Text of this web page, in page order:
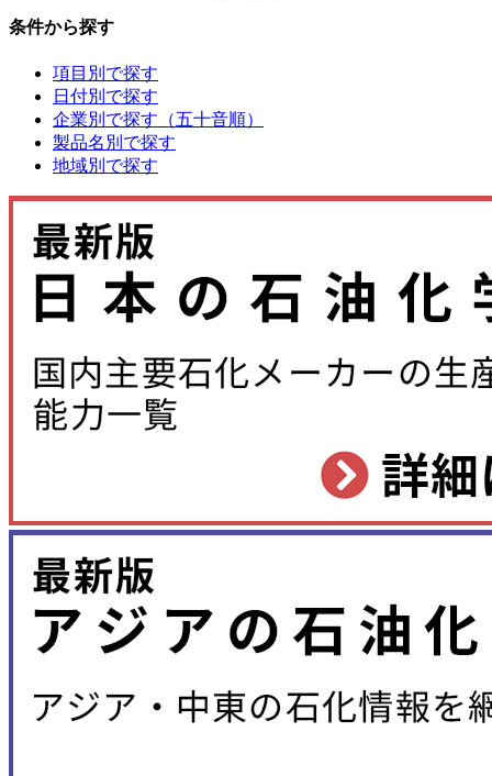
条件から探す
項目別で探す
日付別で探す
企業別で探す（五十音順）
製品名別で探す
地域別で探す